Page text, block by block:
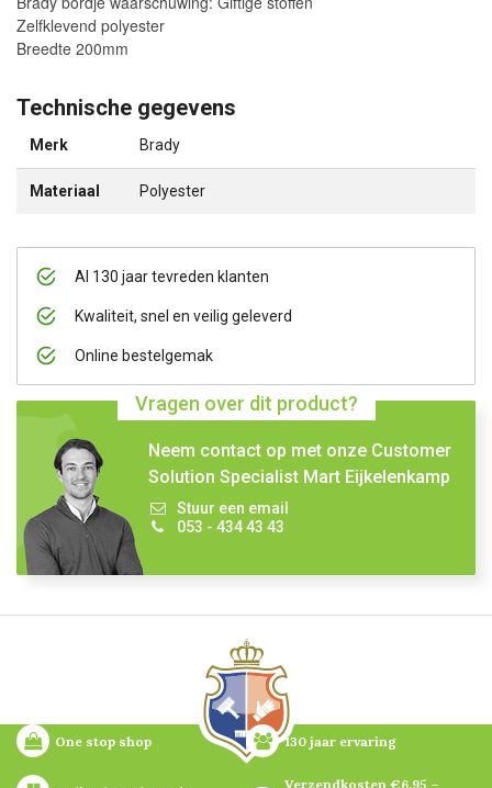
Al 130 jaar tevreden klanten
Kwaliteit, snel en veilig geleverd
Online bestelgemak
Vragen over dit product?
Neem contact op met onze Customer
Solution Specialist Mart Eijkelenkamp
Stuur een email
053 - 434 43 43
Zelfklevend polyester
Breedte 200mm
Technische gegevens
Merk Brady
Materiaal Polyester
One stop shop 130 jaar ervaring
Verzendkosten €6,95 –